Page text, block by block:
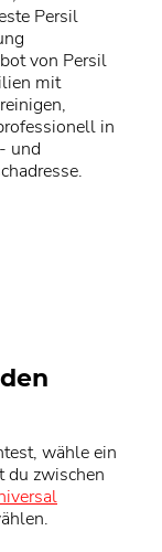
Persil
von Persil
mit
in
und
wähle ein
du zwischen